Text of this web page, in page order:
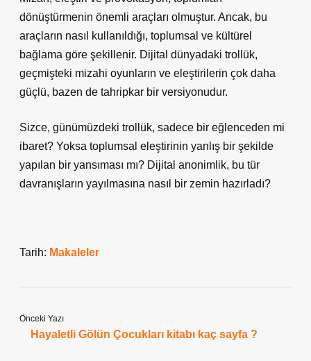
dönüştürmenin önemli araçları olmuştur. Ancak, bu
araçların nasıl kullanıldığı, toplumsal ve kültürel
bağlama göre şekillenir. Dijital dünyadaki trollük,
geçmişteki mizahi oyunların ve eleştirilerin çok daha
güçlü, bazen de tahripkar bir versiyonudur.
Sizce, günümüzdeki trollük, sadece bir eğlenceden mi
ibaret? Yoksa toplumsal eleştirinin yanlış bir şekilde
yapılan bir yansıması mı? Dijital anonimlik, bu tür
davranışların yayılmasına nasıl bir zemin hazırladı?
Tarih: Makaleler
Önceki Yazı
Hayaletli Gölün Çocukları kitabı kaç sayfa ?